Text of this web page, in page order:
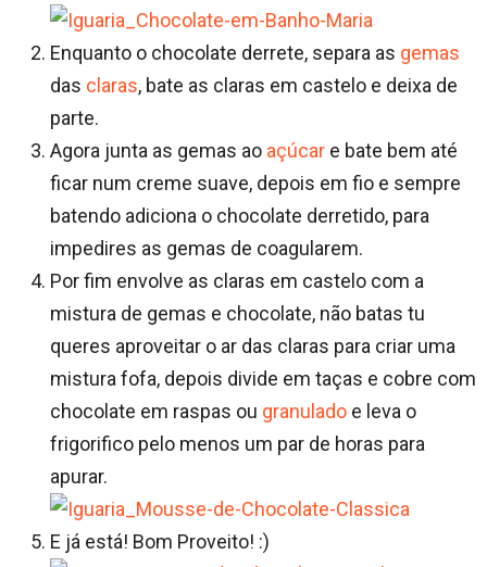
Enquanto o chocolate derrete, separa as gemas
das claras, bate as claras em castelo e deixa de
parte.
Agora junta as gemas ao açúcar e bate bem até
ficar num creme suave, depois em fio e sempre
batendo adiciona o chocolate derretido, para
impedires as gemas de coagularem.
Por fim envolve as claras em castelo com a
mistura de gemas e chocolate, não batas tu
queres aproveitar o ar das claras para criar uma
mistura fofa, depois divide em taças e cobre com
chocolate em raspas ou granulado e leva o
frigorifico pelo menos um par de horas para
apurar.
E já está! Bom Proveito! :)